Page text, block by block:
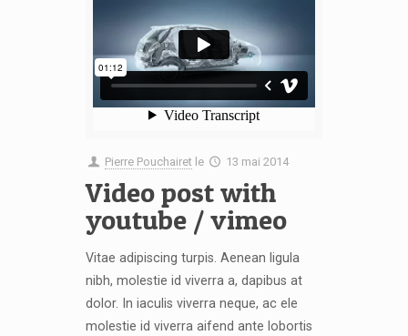
Pierre Pouchairet le 13 mai 2014
Video post with
youtube / vimeo
Vitae adipiscing turpis. Aenean ligula
nibh, molestie id viverra a, dapibus at
dolor. In iaculis viverra neque, ac ele
molestie id viverra aifend ante lobortis